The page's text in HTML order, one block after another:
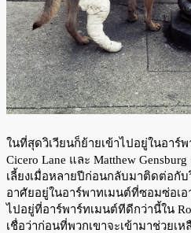
ในที่สุดวิเวียนก็ย้ายเข้าไปอยู่ในอาร์
Cicero Lane และ Matthew
เลี้ยงเมื่อหลายปีก่อนกลับมาติดต่อกับ
อาศัยอยู่ในอาร์พาทเมนต์ที่ซอมซ่อเอ
ไปอยู่ที่อาร์พาร์ทเมนต์ทีดีกว่านี้ใน
เชื่อว่าก่อนที่พวกเขาจะเข้ามาช่วยเ